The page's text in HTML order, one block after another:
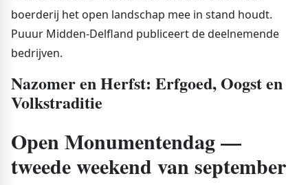
boerderij het open landschap mee in stand houdt.
Puuur Midden-Delfland publiceert de deelnemende
bedrijven.
Nazomer en Herfst: Erfgoed, Oogst en
Volkstraditie
Open Monumentendag —
tweede weekend van september